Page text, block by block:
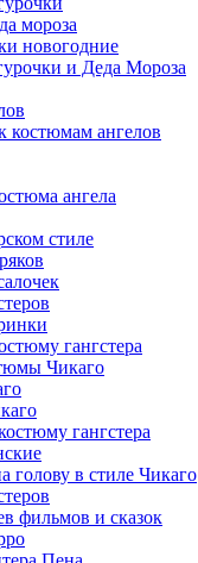
мороза
новогодние
и Деда Мороза
костюмам ангелов
ангела
стиле
гангстера
Чикаго
гангстера
голову в стиле Чикаго
фильмов и сказок